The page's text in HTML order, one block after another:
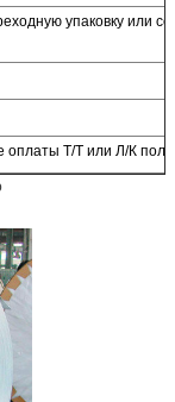
упаковку или
оплаты Т/Т или Л/К